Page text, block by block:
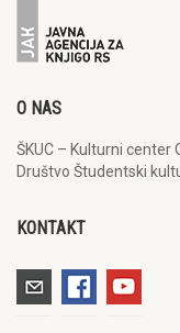
O NAS
ŠKUC – Kulturni center
Društvo Študentski
KONTAKT